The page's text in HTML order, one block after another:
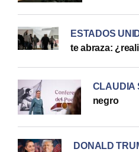
ESTADOS
te abraza:
CLAUDIA
negro
DONALD